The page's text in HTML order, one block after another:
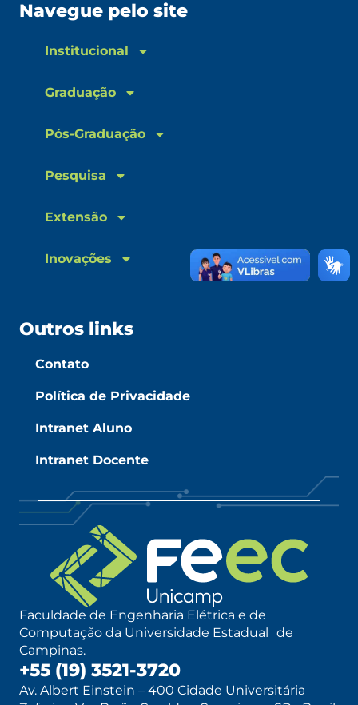
Navegue pelo site
Institucional
Graduação
Pós-Graduação
Pesquisa
Extensão
Inovações
Outros links
Contato
Política de Privacidade
Intranet Aluno
Intranet Docente
Faculdade de Engenharia Elétrica e de
Computação da Universidade Estadual de
Campinas.
+55 (19) 3521-3720
Av. Albert Einstein – 400 Cidade Universitária